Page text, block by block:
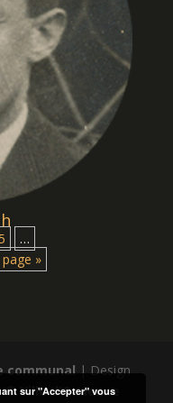
…
»
communal | Design
©Ville d'Andenne
sur "Accepter" vous